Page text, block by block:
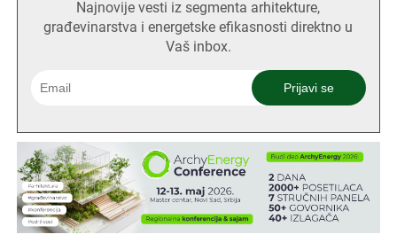
Najnovije vesti iz segmenta arhitekture,
građevinarstva i energetske efikasnosti direktno u
Vaš inbox.